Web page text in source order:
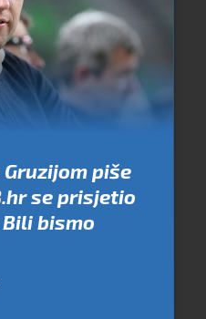
piše
se prisjetio
bismo